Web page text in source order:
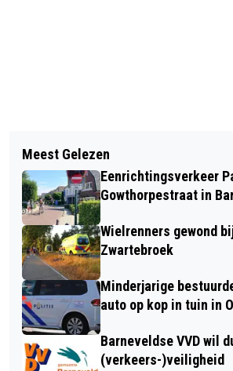
STUDENTEN ONTVANGEN
BASISBEURS EN LENEN
ONGEVAL MET 4
WESTZOOM LUNTEREN
Meest Gelezen
Eenrichtingsverkeer
Gowthorpestraat in
Wielrenners gewond
Zwartebroek
Minderjarige
auto op kop in tuin in
Barneveldse VVD wil
(verkeers-)veiligheid